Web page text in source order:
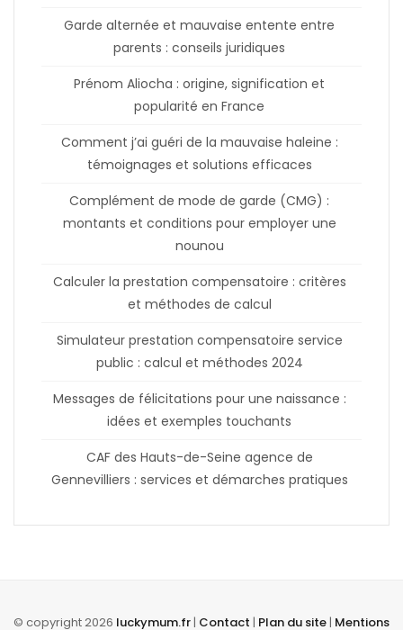
Garde alternée et mauvaise entente entre
parents : conseils juridiques
Prénom Aliocha : origine, signification et
popularité en France
Comment j’ai guéri de la mauvaise haleine :
témoignages et solutions efficaces
Complément de mode de garde (CMG) :
montants et conditions pour employer une
nounou
Calculer la prestation compensatoire : critères
et méthodes de calcul
Simulateur prestation compensatoire service
public : calcul et méthodes 2024
Messages de félicitations pour une naissance :
idées et exemples touchants
CAF des Hauts-de-Seine agence de
Gennevilliers : services et démarches pratiques
© copyright 2026 luckymum.fr| Contact | Plan du site| Mentions